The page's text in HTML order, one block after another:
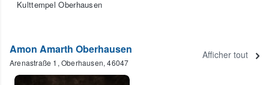
Kulttempel Oberhausen
Amon Amarth Oberhausen
Arenastraße 1, Oberhausen, 46047
Afficher tout